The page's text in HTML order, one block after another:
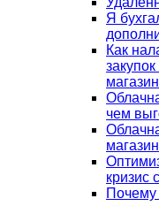
Я
Как
чем
кризис
Почему